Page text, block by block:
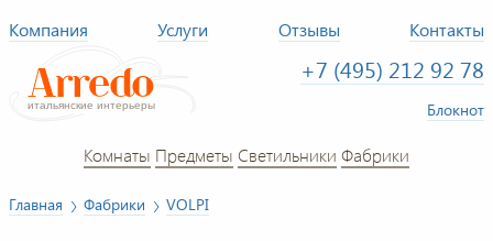
Компания Услуги Отзывы Контакты
+7 (495) 212 92 78
Блокнот
Комнаты Предметы Светильники Фабрики
Главная Фабрики VOLPI